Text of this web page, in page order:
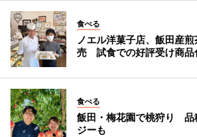
食べる
ノエル洋菓子店、飯田産
売 試食での好評受け商品
食べる
飯田・梅花園で桃狩り 品
ジーも